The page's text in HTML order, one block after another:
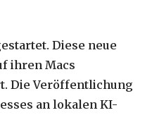
Diese neue
ihren Macs
Die Veröffentlichung
an lokalen KI-